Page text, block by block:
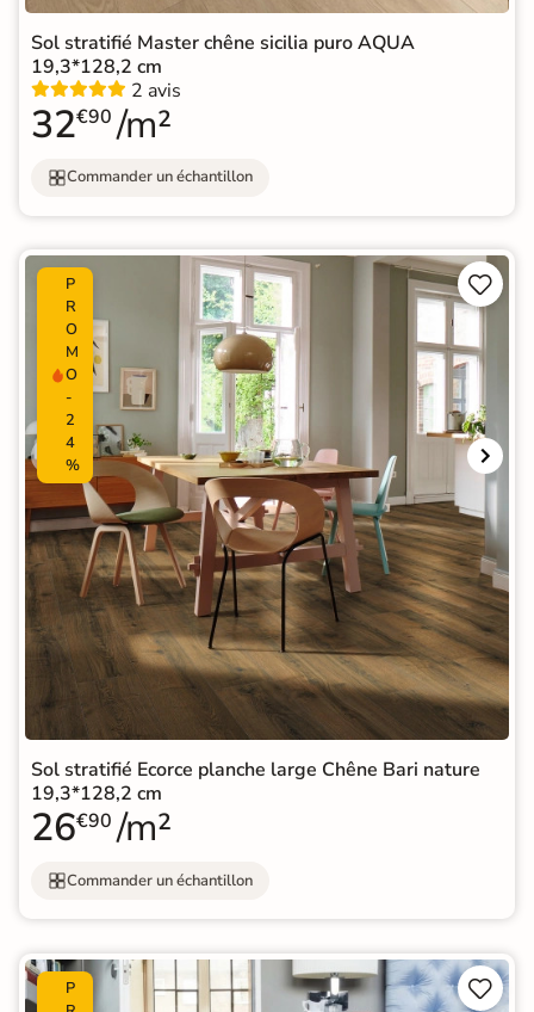
Sol stratifié Master chêne sicilia puro AQUA
19,3*128,2 cm
2 avis
32€90 /m²
Commander un échantillon
P
R
O
M
O
-
2
4
%


Sol stratifié Ecorce planche large Chêne Bari nature
19,3*128,2 cm
26€90 /m²
Commander un échantillon
P

